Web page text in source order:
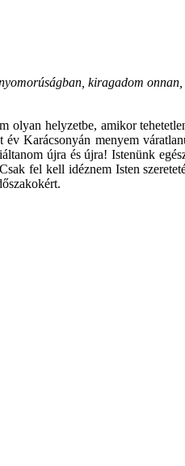
kiragadom
olyan helyzetbe, amikor
Karácsonyán menyem
újra és újra! Istenünk
fel kell idéznem Isten